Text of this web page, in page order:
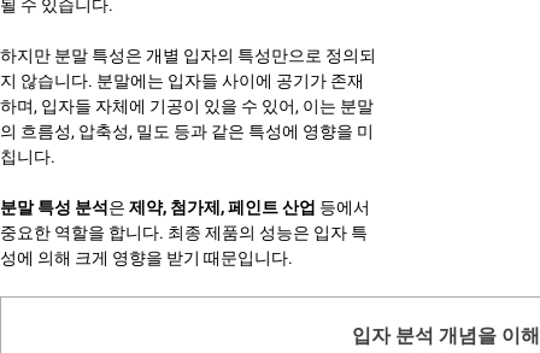
될 수 있습니다.
하지만 분말 특성은 개별 입자의 특성만으로 정의되
지 않습니다. 분말에는 입자들 사이에 공기가 존재
하며, 입자들 자체에 기공이 있을 수 있어, 이는 분말
의 흐름성, 압축성, 밀도 등과 같은 특성에 영향을 미
칩니다.
분말 특성 분석은제약, 첨가제, 페인트 산업 등에서
중요한 역할을 합니다. 최종 제품의 성능은 입자 특
성에 의해 크게 영향을 받기 때문입니다.
입자 분석 개념을 이